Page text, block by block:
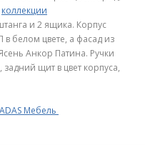
коллекции
и 2 ящика. Корпус
в белом цвете, а фасад из
Анкор Патина. Ручки
щит в цвет корпуса,
Мебель